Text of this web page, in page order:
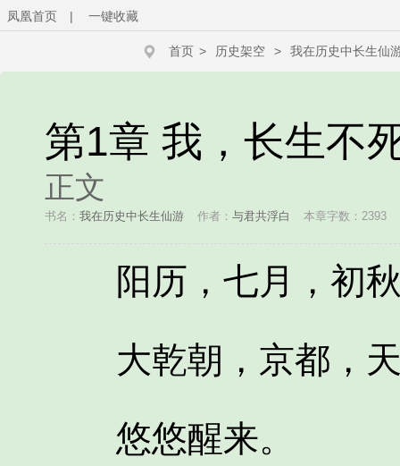
凤凰首页 | 一键收藏
首页 > 历史架空 > 我在历史中长生仙
第1章 我，长生不
正文
书名： 我在历史中长生仙游 作者： 与君共浮白 本章字数：2393
阳历，七月，初
大乾朝，京都，天
悠悠醒来。